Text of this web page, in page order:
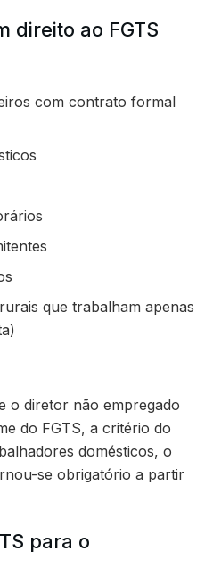
direito ao FGTS
com contrato formal
que trabalham apenas
o diretor não empregado
do FGTS, a critério do
domésticos, o
se obrigatório a partir
para o